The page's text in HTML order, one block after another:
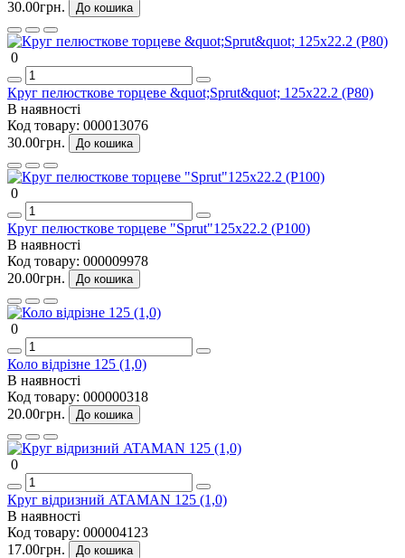
30.00грн.
До кошика
0
Круг пелюсткове торцеве &quot;Sprut&quot; 125x22.2 (P80)
В наявності
Код товару: 000013076
30.00грн.
До кошика
0
Круг пелюсткове торцеве "Sprut"125x22.2 (P100)
В наявності
Код товару: 000009978
20.00грн.
До кошика
0
Коло відрізне 125 (1,0)
В наявності
Код товару: 000000318
20.00грн.
До кошика
0
Круг відризний ATAMAN 125 (1,0)
В наявності
Код товару: 000004123
17.00грн.
До кошика